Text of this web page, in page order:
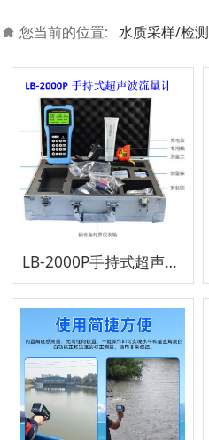
您当前的位置: 水质采样/检测
LB-2000P手持式超声波流量计